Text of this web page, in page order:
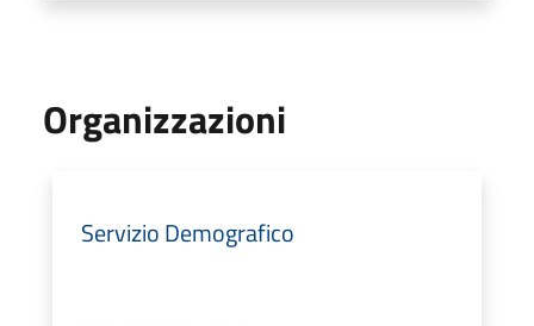
Organizzazioni
Servizio Demografico